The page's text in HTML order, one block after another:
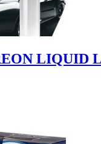
LIQUID